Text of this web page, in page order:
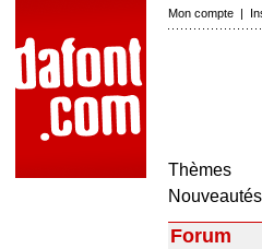
Mon compte |
Thèmes
Nouveautés
Forum